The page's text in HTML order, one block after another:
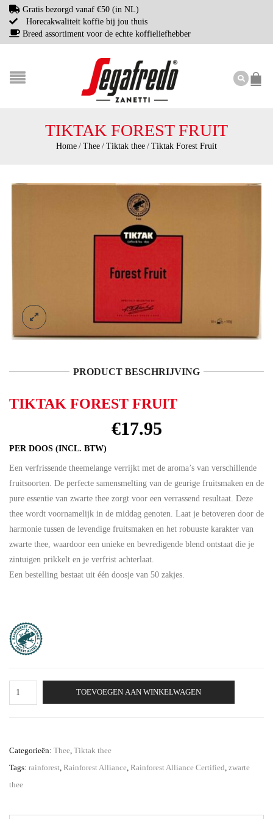
Gratis bezorgd vanaf €50 (in NL)
Horecakwaliteit koffie bij jou thuis
Breed assortiment voor de echte koffieliefhebber
TIKTAK FOREST FRUIT
Home / Thee / Tiktak thee / Tiktak Forest Fruit
PRODUCT BESCHRIJVING
TIKTAK FOREST FRUIT
€17.95
PER DOOS (INCL. BTW)
Een verfrissende theemelange verrijkt met de aroma’s van verschillende
fruitsoorten. De perfecte samensmelting van de geurige fruitsmaken en de
pure essentie van zwarte thee zorgt voor een verrassend resultaat. Deze
thee wordt voornamelijk in de middag genoten. Laat je betoveren door de
harmonie tussen de levendige fruitsmaken en het robuuste karakter van
zwarte thee, waardoor een unieke en bevredigende blend ontstaat die je
zintuigen prikkelt en je verfrist achterlaat.
Een bestelling bestaat uit één doosje van 50 zakjes.
Forest
TOEVOEGEN AAN WINKELWAGEN
Categorieën: Thee, Tiktak thee
Tags: rainforest, Rainforest Alliance, Rainforest Alliance Certified, zwarte
thee